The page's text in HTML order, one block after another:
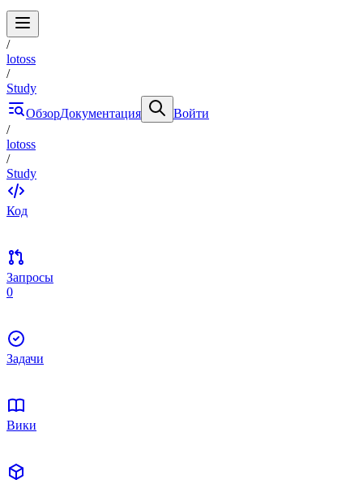
/
lotoss
/
Study
ОбзорДокументация
Войти
/
lotoss
/
Study
Код
Запросы
0
Задачи
Вики